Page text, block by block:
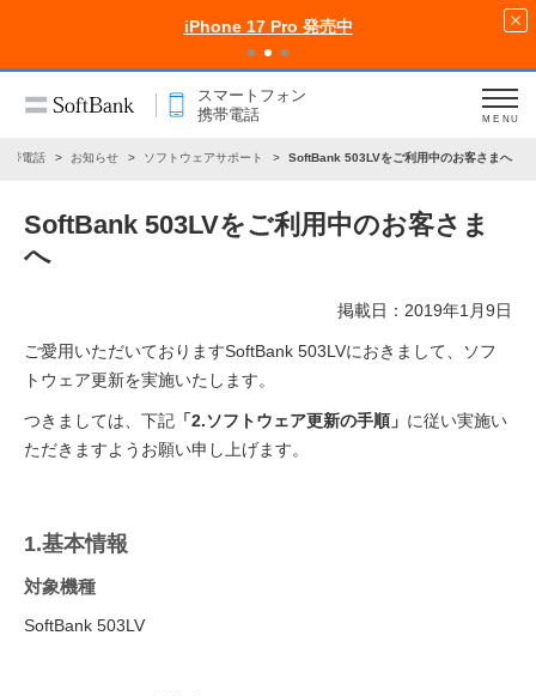
iPhone 17 Pro 発売中
スマートフォン
携帯電話
MENU
帯電話 お知らせ ソフトウェアサポート SoftBank 503LVをご利用中のお客さまへ
SoftBank 503LVをご利用中のお客さま
へ
掲載日：2019年1月9日
ご愛用いただいておりますSoftBank 503LVにおきまして、ソフ
トウェア更新を実施いたします。
つきましては、下記 「2.ソフトウェア更新の手順」 に従い実施い
ただきますようお願い申し上げます。
1.基本情報
対象機種
SoftBank 503LV